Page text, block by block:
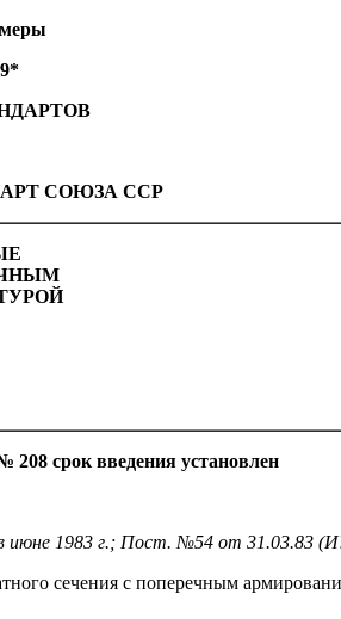
СОЮЗА ССР
208 срок введения установлен
июне 1983 г.; Пост. №54 от 31.03.83
сечения с поперечным